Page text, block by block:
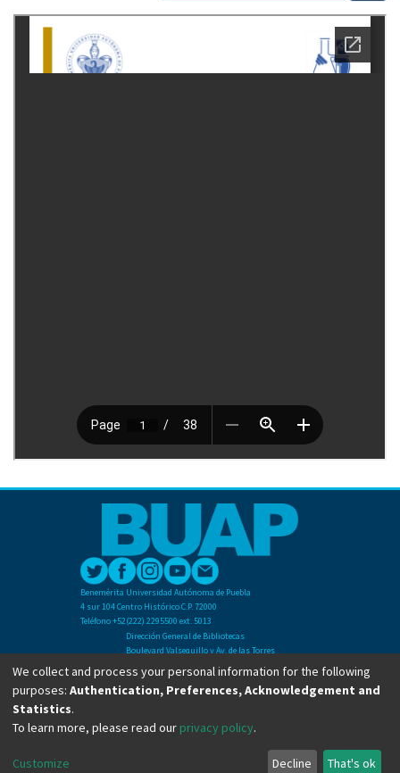
Benemérita Universidad Autónoma de Puebla
4 sur 104 Centro Histórico C.P. 72000
Teléfono +52(222) 2295500 ext. 5013
Dirección General de Bibliotecas
Boulevard Valsequillo y Av. de las Torres
Ciudad Universitaria. Col. San Manuel
C.P. 72570
Teléfono +52 (222) 2295500 Ext 2901
Copyright © Dirección General de Bibliotecas - BUAP 2024. All right reserved.
We collect and process your personal information for the following
purposes: Authentication, Preferences, Acknowledgement and
Statistics.
To learn more, please read our privacy policy.
Customize Decline That's ok